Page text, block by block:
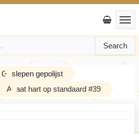
Search
Geslepen gepolijst
Agaat hart op standaard #39